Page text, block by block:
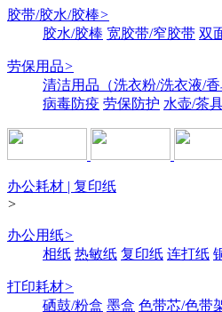
胶带/胶水/胶棒>
胶水/胶棒 宽胶带/窄胶带 双
劳保用品>
清洁用品（洗衣粉/洗衣液/
病毒防疫 劳保防护 水壶/茶
办公耗材 | 复印纸
>
办公用纸>
相纸 热敏纸 复印纸 连打纸
打印耗材>
硒鼓/粉盒 墨盒 色带芯/色带